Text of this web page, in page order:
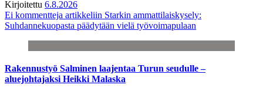
Kirjoitettu 6.8.2026
Ei kommentteja artikkeliin Starkin ammattilaiskysely:
Suhdannekuopasta päädytään vielä työvoimapulaan
Rakennustyö Salminen laajentaa Turun seudulle –
aluejohtajaksi Heikki Malaska